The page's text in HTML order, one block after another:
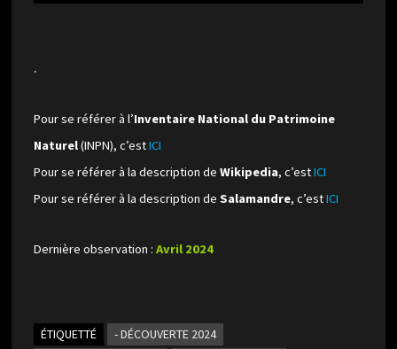
.
Pour se référer à l’Inventaire National du Patrimoine
Naturel(INPN), c’estICI
Pour se référer à la description de Wikipedia, c’estICI
Pour se référer à la description de Salamandre, c’estICI
Dernière observation : Avril 2024
ÉTIQUETTÉ
- DÉCOUVERTE 2024